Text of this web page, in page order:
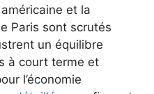
et la
Paris sont scrutés
un équilibre
à court terme et
l’économie